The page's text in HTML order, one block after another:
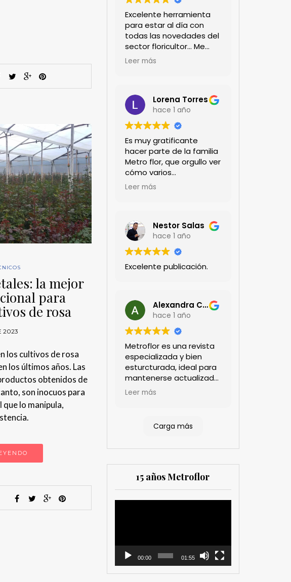
la mejor
para
de rosa
2023
los cultivos de rosa
los últimos años. Las
obtenidos de
son inocuos para
lo manipula,
Excelente herramienta
para estar al día con
todas las novedades del
sector floricultor... Me
encanta!!!
Leer más
Lorena Torres
hace 1 año
Es muy gratificante
hacer parte de la familia
Metro flor, que orgullo ver
cómo varios
profesionales hombres y
técnicas. Gracias por
mantenernos al día.mil
GRACIAS
Leer más
Nestor Salas
hace 1 año
Excelente publicación.
Alexandra Castillo
hace 1 año
Metroflor es una revista
especializada y bien
esturcturada, ideal para
mantenerse actualizado
en el sector floricultor.
estratégica, las
sector así como los
cubrimientos de los
eventos sociales de las
compañías. Es una
que trabajan en el sector
Leer más
Carga más
15 años Metroflor
00:00 01:55